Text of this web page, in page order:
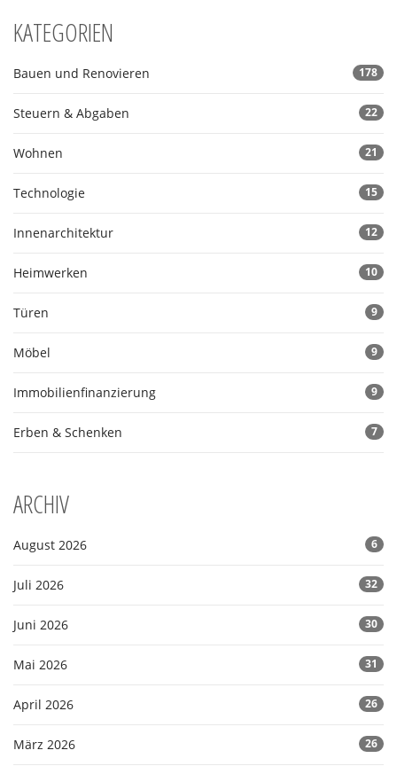
KATEGORIEN
Bauen und Renovieren 178
Steuern & Abgaben 22
Wohnen 21
Technologie 15
Innenarchitektur 12
Heimwerken 10
Türen 9
Möbel 9
Immobilienfinanzierung 9
Erben & Schenken 7
ARCHIV
August 2026 6
Juli 2026 32
Juni 2026 30
Mai 2026 31
April 2026 26
März 2026 26